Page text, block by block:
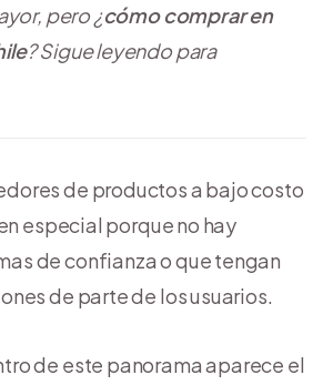
pero ¿cómo comprar en
? Sigue leyendo para
de productos a bajo costo
especial porque no hay
de confianza o que tengan
de parte de los usuarios.
de este panorama aparece el